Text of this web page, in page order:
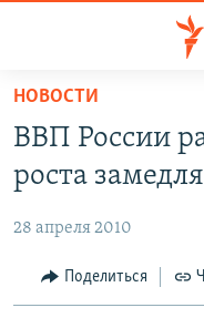
упрощенного
доступа
основному
Вернутся
АВТОРСКИЕ ПРОЕКТЫ
ЦИТАТЫ СВОБОДЫ
МНЕНИЯ
НОВОСТИ
ВВП России
роста
28 апреля 2010
Поделиться